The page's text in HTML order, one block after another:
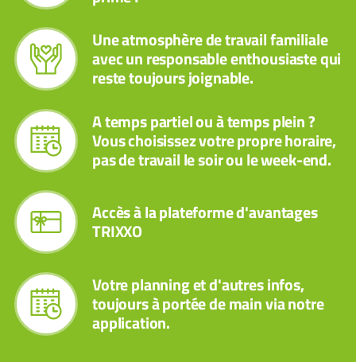
Une atmosphère de travail familiale
avec un responsable enthousiaste qui
reste toujours joignable.
A temps partiel ou à temps plein ?
Vous choisissez votre propre horaire,
pas de travail le soir ou le week-end.
Accès à la plateforme d'avantages
TRIXXO
Votre planning et d'autres infos,
toujours à portée de main via notre
application.